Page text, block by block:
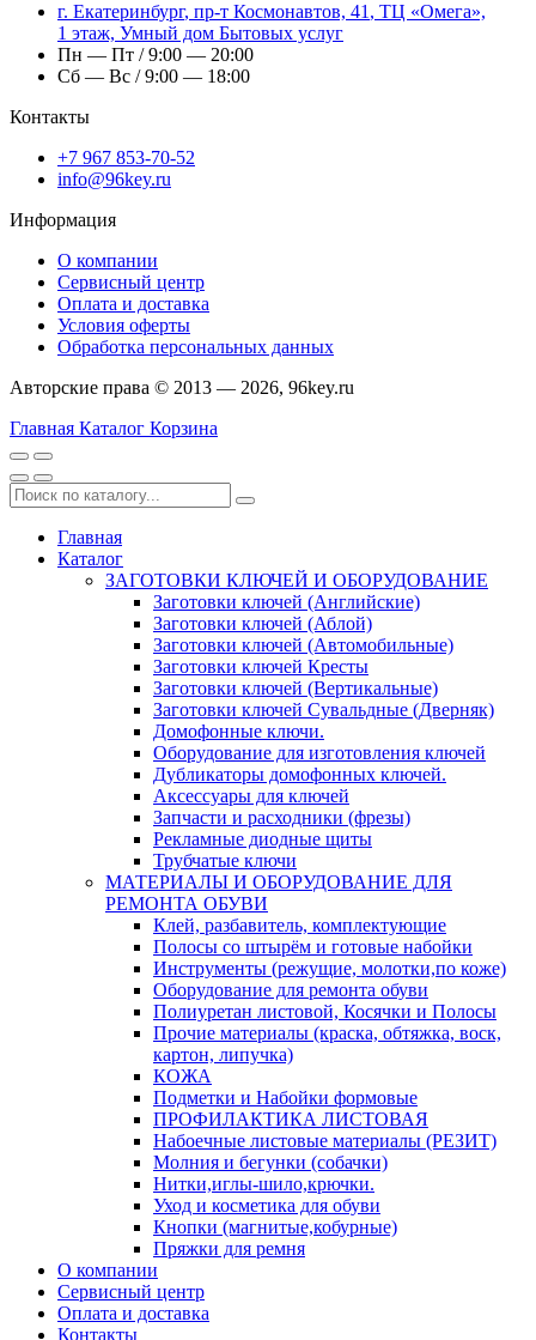
г. Екатеринбург, пр-т Космонавтов, 41, ТЦ «Омега»,
1 этаж, Умный дом Бытовых услуг
Пн — Пт / 9:00 — 20:00
Сб — Вс / 9:00 — 18:00
Контакты
+7 967 853-70-52
info@96key.ru
Информация
О компании
Сервисный центр
Оплата и доставка
Условия оферты
Обработка персональных данных
Авторские права © 2013 — 2026, 96key.ru
Главная Каталог Корзина
Главная
Каталог
ЗАГОТОВКИ КЛЮЧЕЙ И ОБОРУДОВАНИЕ
Заготовки ключей (Английские)
Заготовки ключей (Аблой)
Заготовки ключей (Автомобильные)
Заготовки ключей Кресты
Заготовки ключей (Вертикальные)
Заготовки ключей Сувальдные (Дверняк)
Домофонные ключи.
Оборудование для изготовления ключей
Дубликаторы домофонных ключей.
Аксессуары для ключей
Запчасти и расходники (фрезы)
Рекламные диодные щиты
Трубчатые ключи
МАТЕРИАЛЫ И ОБОРУДОВАНИЕ ДЛЯ
РЕМОНТА ОБУВИ
Клей, разбавитель, комплектующие
Полосы со штырём и готовые набойки
Инструменты (режущие, молотки,по коже)
Оборудование для ремонта обуви
Полиуретан листовой, Косячки и Полосы
Прочие материалы (краска, обтяжка, воск,
картон, липучка)
КОЖА
Подметки и Набойки формовые
ПРОФИЛАКТИКА ЛИСТОВАЯ
Набоечные листовые материалы (РЕЗИТ)
Молния и бегунки (собачки)
Нитки,иглы-шило,крючки.
Уход и косметика для обуви
Кнопки (магнитые,кобурные)
Пряжки для ремня
О компании
Сервисный центр
Оплата и доставка
Контакты